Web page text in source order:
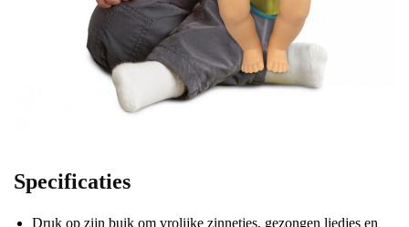
Specificaties
Druk op zijn buik om vrolijke zinnetjes, gezongen liedjes en